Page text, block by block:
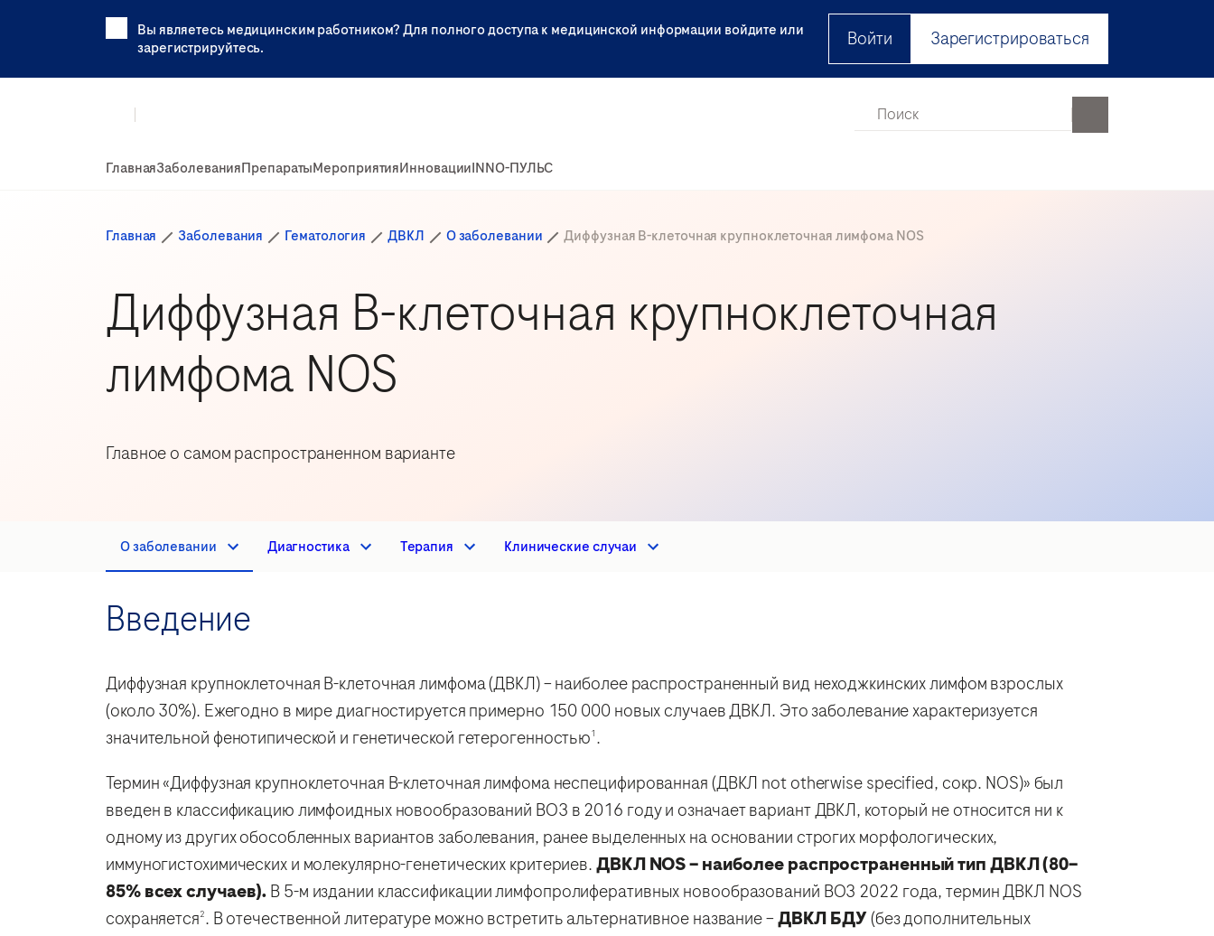
Вы являетесь медицинским работником? Для полного доступа к медицинской информации войдите или
зарегистрируйтесь.
Войти Зарегистрироваться
ГлавнаяЗаболеванияПрепаратыМероприятияИнновацииINNO-ПУЛЬС
Главная Заболевания Гематология ДВКЛ О заболевании Диффузная В-клеточная крупноклеточная лимфома NOS
Диффузная В-клеточная крупноклеточная
лимфома NOS
Главное о самом распространенном варианте
О заболевании Диагностика Терапия Клинические случаи
Введение
Диффузная крупноклеточная В-клеточная лимфома (ДВКЛ) – наиболее распространенный вид неходжкинских лимфом взрослых
(около 30%). Ежегодно в мире диагностируется примерно 150 000 новых случаев ДВКЛ. Это заболевание характеризуется
значительной фенотипической и генетической гетерогенностью1 .
Термин «Диффузная крупноклеточная В-клеточная лимфома неспецифированная (ДВКЛ not otherwise specified, сокр. NOS)» был
введен в классификацию лимфоидных новообразований ВОЗ в 2016 году и означает вариант ДВКЛ, который не относится ни к
одному из других обособленных вариантов заболевания, ранее выделенных на основании строгих морфологических,
иммуногистохимических и молекулярно-генетических критериев.ДВКЛ NOS – наиболее распространенный тип ДВКЛ (80–
85% всех случаев).В 5-м издании классификации лимфопролиферативных новообразований ВОЗ 2022 года, термин ДВКЛ NOS
сохраняется2. В отечественной литературе можно встретить альтернативное название –ДВКЛ БДУ(без дополнительных